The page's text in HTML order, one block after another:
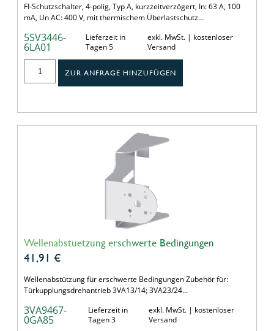
FI-Schutzschalter, 4-polig, Typ A, kurzzeitverzögert, In: 63 A, 100
mA, Un AC: 400 V, mit thermischem Überlastschutz…
5SV3446-
6LA01
Lieferzeit in
Tagen 5
exkl. MwSt. | kostenloser
Versand
ZUR ANFRAGE HINZUFÜGEN
Wellenabstuetzung erschwerte Bedingungen
41,91 €
Wellenabstützung für erschwerte Bedingungen Zubehör für:
Türkupplungsdrehantrieb 3VA13/14; 3VA23/24…
3VA9467-
0GA85
Lieferzeit in
Tagen 3
exkl. MwSt. | kostenloser
Versand